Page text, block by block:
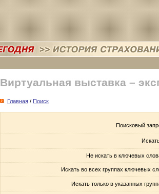
Виртуальная выставка –
Главная / Поиск
Поисковый
Не искать в ключевых
Искать во всех группах ключевых
Искать только в указанных